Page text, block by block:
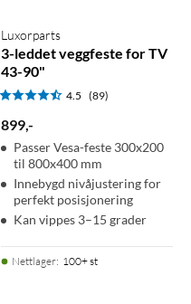
Luxorparts
3-leddet veggfeste for TV
43-90"
4.5 (89)
899-
Passer Vesa-feste 300x200
til 800x400 mm
Innebygd nivåjustering for
perfekt posisjonering
Kan vippes 3–15 grader
Nettlager: 100+ st